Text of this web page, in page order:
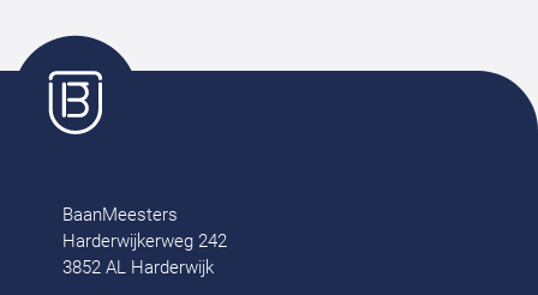
BaanMeesters
Harderwijkerweg 242
3852 AL Harderwijk